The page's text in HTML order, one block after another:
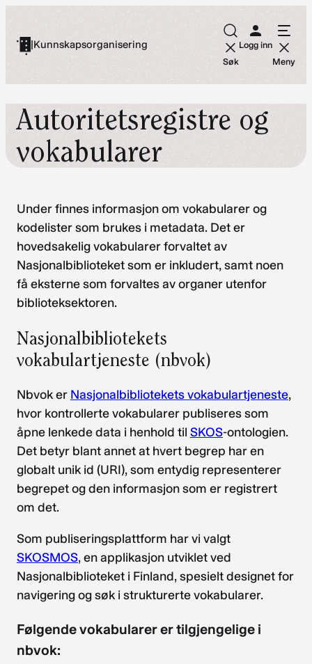
innhold
|Kunnskapsorganisering
Søk
Logg inn
Meny
Autoritetsregistre og
vokabularer
Under finnes informasjon om vokabularer og
kodelister som brukes i metadata. Det er
hovedsakelig vokabularer forvaltet av
Nasjonalbiblioteket som er inkludert, samt noen
få eksterne som forvaltes av organer utenfor
biblioteksektoren.
Nasjonalbibliotekets
vokabulartjeneste (nbvok)
Nbvok er Nasjonalbibliotekets vokabulartjeneste,
hvor kontrollerte vokabularer publiseres som
åpne lenkede data i henhold til SKOS-ontologien.
Det betyr blant annet at hvert begrep har en
globalt unik id (URI), som entydig representerer
begrepet og den informasjon som er registrert
om det.
Som publiseringsplattform har vi valgt
SKOSMOS, en applikasjon utviklet ved
Nasjonalbiblioteket i Finland, spesielt designet for
navigering og søk i strukturerte vokabularer.
Følgende vokabularer er tilgjengelige i
nbvok: